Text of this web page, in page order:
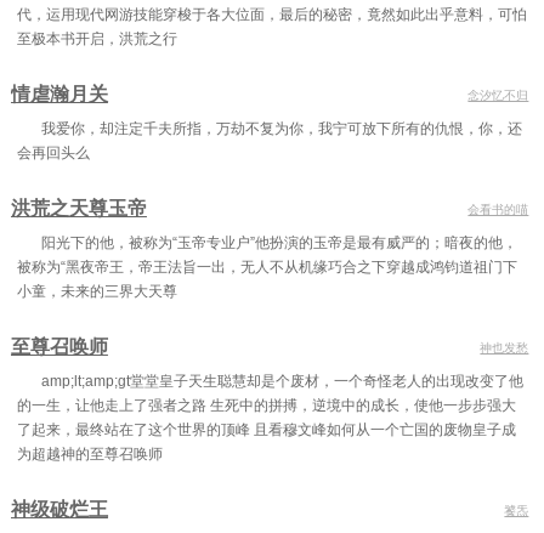
代，运用现代网游技能穿梭于各大位面，最后的秘密，竟然如此出乎意料，可怕
至极本书开启，洪荒之行
情虐瀚月关 念汐忆不归
我爱你，却注定千夫所指，万劫不复为你，我宁可放下所有的仇恨，你，还
会再回头么
洪荒之天尊玉帝 会看书的喵
阳光下的他，被称为“玉帝专业户”他扮演的玉帝是最有威严的；暗夜的他，
被称为“黑夜帝王，帝王法旨一出，无人不从机缘巧合之下穿越成鸿钧道祖门下
小童，未来的三界大天尊
至尊召唤师 神也发愁
amp;lt;amp;gt堂堂皇子天生聪慧却是个废材，一个奇怪老人的出现改变了他
的一生，让他走上了强者之路 生死中的拼搏，逆境中的成长，使他一步步强大
了起来，最终站在了这个世界的顶峰 且看穆文峰如何从一个亡国的废物皇子成
为超越神的至尊召唤师
神级破烂王 饕炁